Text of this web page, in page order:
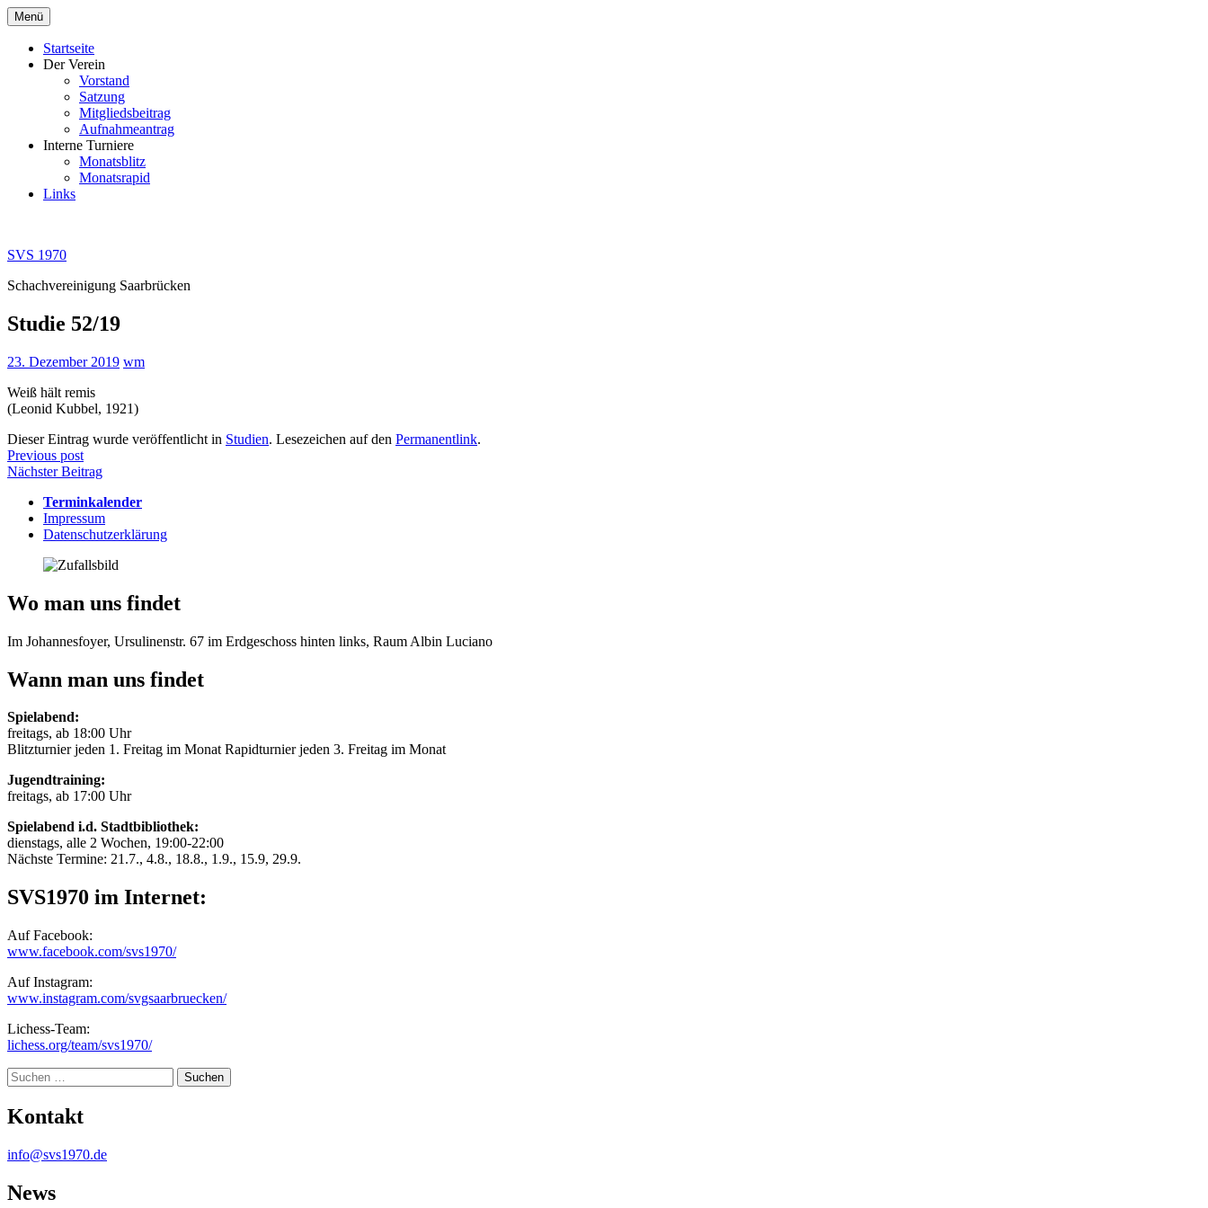
Zum
Inhalt
springen
Menü
Startseite
Der Verein
Vorstand
Satzung
Mitgliedsbeitrag
Aufnahmeantrag
Interne Turniere
Monatsblitz
Monatsrapid
Links
SVS 1970
Schachvereinigung Saarbrücken
Studie 52/19
23. Dezember 2019 wm
Weiß hält remis
(Leonid Kubbel, 1921)
Dieser Eintrag wurde veröffentlicht in Studien. Lesezeichen auf den Permanentlink.
Beitragsnavigation
Previous post
Nächster Beitrag
Terminkalender
Impressum
Datenschutzerklärung
Wo man uns findet
Im Johannesfoyer, Ursulinenstr. 67 im Erdgeschoss hinten links, Raum Albin Luciano
Wann man uns findet
Spielabend:
freitags, ab 18:00 Uhr
Blitzturnier jeden 1. Freitag im Monat Rapidturnier jeden 3. Freitag im Monat
Jugendtraining:
freitags, ab 17:00 Uhr
Spielabend i.d. Stadtbibliothek:
dienstags, alle 2 Wochen, 19:00-22:00
Nächste Termine: 21.7., 4.8., 18.8., 1.9., 15.9, 29.9.
SVS1970 im Internet:
Auf Facebook:
www.facebook.com/svs1970/
Auf Instagram:
www.instagram.com/svgsaarbruecken/
Lichess-Team:
lichess.org/team/svs1970/
Suche
Kontakt
info@svs1970.de
News